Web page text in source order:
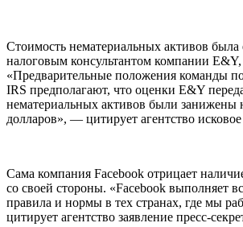
Стоимость нематериальных активов была
налоговым консультантом компании E&Y,
«Предварительные положения команды
IRS предполагают, что оценки E&Y
нематериальных активов были занижены
долларов», — цитирует агентство исковое
Сама компания Facebook отрицает
со своей стороны. «Facebook выполняет
правила и нормы в тех странах, где мы
цитирует агентство заявление пресс-